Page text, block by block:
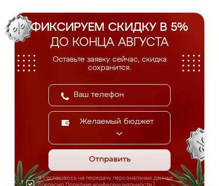
ФИКСИРУЕМ СКИДКУ В 5%
ДО КОНЦА АВГУСТА
Оставьте заявку сейчас, скидка
сохранится.
Желаемый бюджет
Отправить
Я соглашаюсь на передачу персональных данных
согласно Политике конфиденциальности